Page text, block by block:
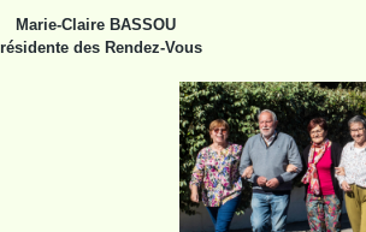
Marie-Claire BASSOU
des Rendez-Vous